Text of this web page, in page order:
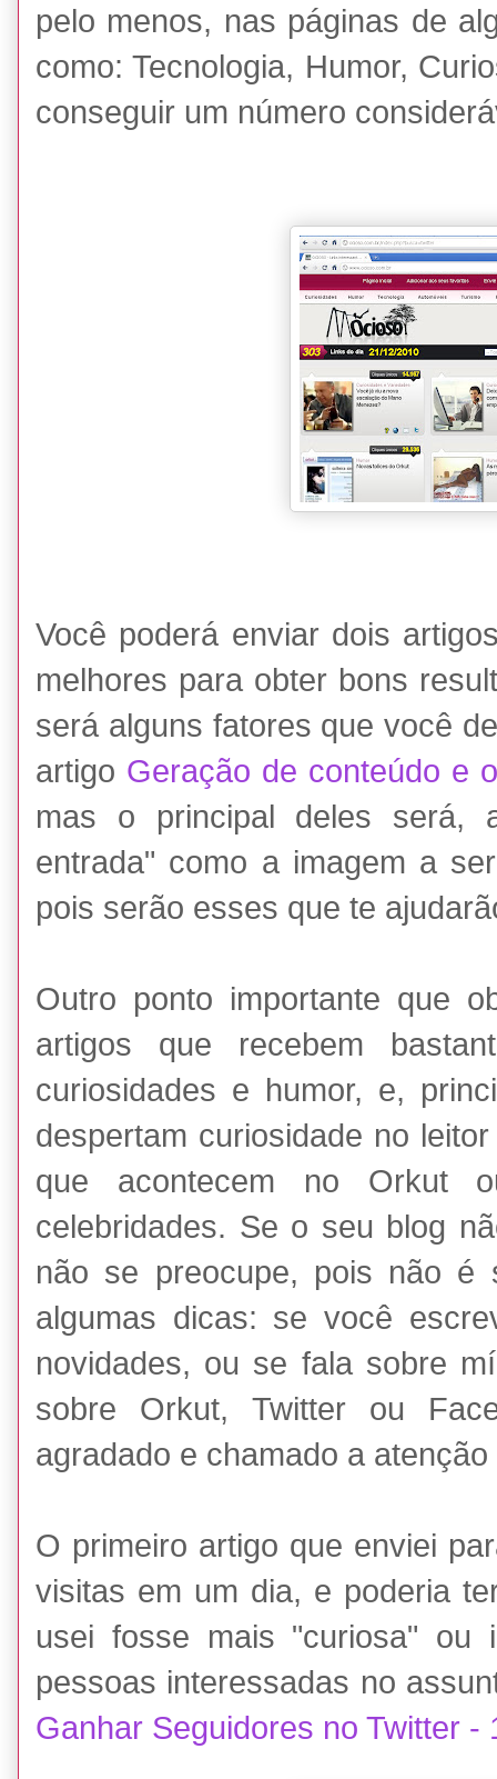
pelo menos, nas páginas de
como: Tecnologia, Humor,
conseguir um número
Você poderá enviar dois
melhores para obter bons
será alguns fatores que você
artigo Geração de conteúdo e
mas o principal deles será,
entrada" como a imagem a
pois serão esses que te
Outro ponto importante que
artigos que recebem
curiosidades e humor, e,
despertam curiosidade no
que acontecem no Orkut
celebridades. Se o seu blog
não se preocupe, pois não
algumas dicas: se você
novidades, ou se fala sobre
sobre Orkut, Twitter ou
agradado e chamado a
O primeiro artigo que enviei
visitas em um dia, e poderia
usei fosse mais "curiosa" ou
pessoas interessadas no
Ganhar Seguidores no Twitter -